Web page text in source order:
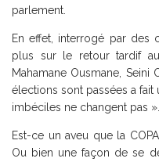
parlement.
En effet, interrogé par des
plus sur le retour tardif
Mahamane Ousmane,
élections sont passées a
imbéciles ne changent pas ».
Est-ce un aveu que la
Ou bien une façon de se